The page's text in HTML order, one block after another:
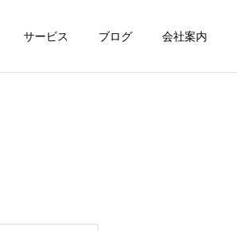
サービス ブログ 会社案内